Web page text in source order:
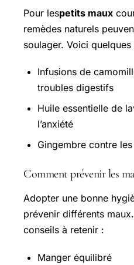
Pour lespetits maux
remèdes naturels
soulager. Voici
Infusions de
troubles digestifs
Huile essentielle de
l’anxiété
Gingembre contre
Comment prévenir les
Adopter une bonne
prévenir différents
conseils à retenir :
Manger équilibré